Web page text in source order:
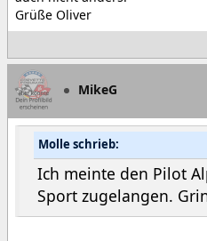
Grüße Oliver
MikeG
Molle schrieb:
Ich meinte den Pilot
Sport zugelangen.